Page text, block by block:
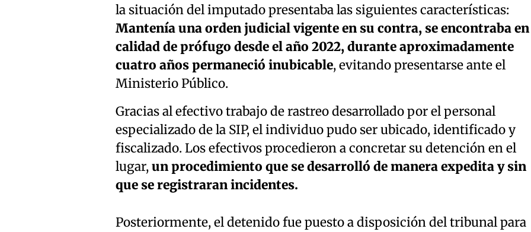
la situación del imputado presentaba las siguientes características:
Mantenía una orden judicial vigente en su contra, se encontraba en
calidad de prófugo desde el año 2022, durante aproximadamente
cuatro años permaneció inubicable, evitando presentarse ante el
Ministerio Público.
Gracias al efectivo trabajo de rastreo desarrollado por el personal
especializado de la SIP, el individuo pudo ser ubicado, identificado y
fiscalizado. Los efectivos procedieron a concretar su detención en el
lugar,un procedimiento que se desarrolló de manera expedita y sin
que se registraran incidentes.
Posteriormente, el detenido fue puesto a disposición del tribunal para